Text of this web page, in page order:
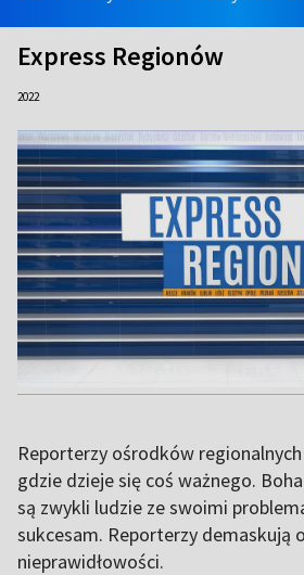
Express Regionów
2022
Reporterzy ośrodków
gdzie dzieje się coś ważnego.
są zwykli ludzie ze swoimi
sukcesam. Reporterzy demaskują
nieprawidłowości.